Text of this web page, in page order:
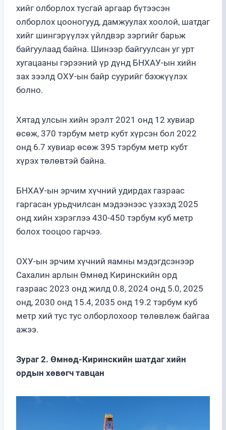
хийг олборлох тусгай аргаар бүтээсэн
олборлох цооногууд, дамжуулах хоолой, шатдаг
хийг шингэрүүлэх үйлдвэр зэргийг барьж
байгуулаад байна. Шинээр байгуулсан уг урт
хугацааны гэрээний үр дүнд БНХАУ-ын хийн
зах зээлд ОХУ-ын байр суурийг бэхжүүлэх
болно.
Хятад улсын хийн эрэлт 2021 онд 12 хувиар
өсөж, 370 тэрбум метр кубт хүрсэн бол 2022
онд 6.7 хувиар өсөж 395 тэрбум метр кубт
хүрэх төлөвтэй байна.
БНХАУ-ын эрчим хүчний удирдах газраас
гаргасан урьдчилсан мэдээнээс үзэхэд 2025
онд хийн хэрэглээ 430-450 тэрбум куб метр
болох тооцоо гарчээ.
ОХУ-ын эрчим хүчний яамны мэдэгдсэнээр
Сахалин арлын Өмнөд Киринскийн орд
газраас 2023 онд жилд 0.8, 2024 онд 5.0, 2025
онд, 2030 онд 15.4, 2035 онд 19.2 тэрбум куб
метр хий тус тус олборлохоор төлөвлөж байгаа
ажээ.
Зураг 2. Өмнөд-Киринскийн шатдаг хийн
ордын хөвөгч тавцан